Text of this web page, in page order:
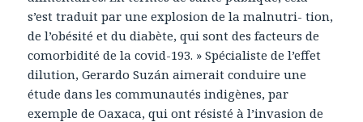
s’est traduit par une explosion de la malnutri- tion,
de l’obésité et du diabète, qui sont des facteurs de
comorbidité de la covid-193. » Spécialiste de l’effet
dilution, Gerardo Suzán aimerait conduire une
étude dans les communautés indigènes, par
exemple de Oaxaca, qui ont résisté à l’invasion de